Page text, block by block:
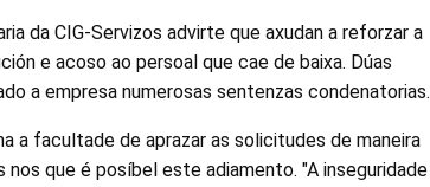
da CIG-Servizos advirte que axudan a reforzar a
e acoso ao persoal que cae de baixa. Dúas
a empresa numerosas sentenzas condenatorias.
a facultade de aprazar as solicitudes de maneira
que é posíbel este adiamento. "A inseguridade